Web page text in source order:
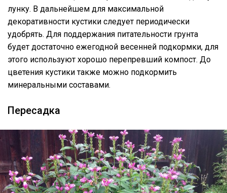
лунку. В дальнейшем для максимальной
декоративности кустики следует периодически
удобрять. Для поддержания питательности грунта
будет достаточно ежегодной весенней подкормки, для
этого используют хорошо перепревший компост. До
цветения кустики также можно подкормить
минеральными составами.
Пересадка